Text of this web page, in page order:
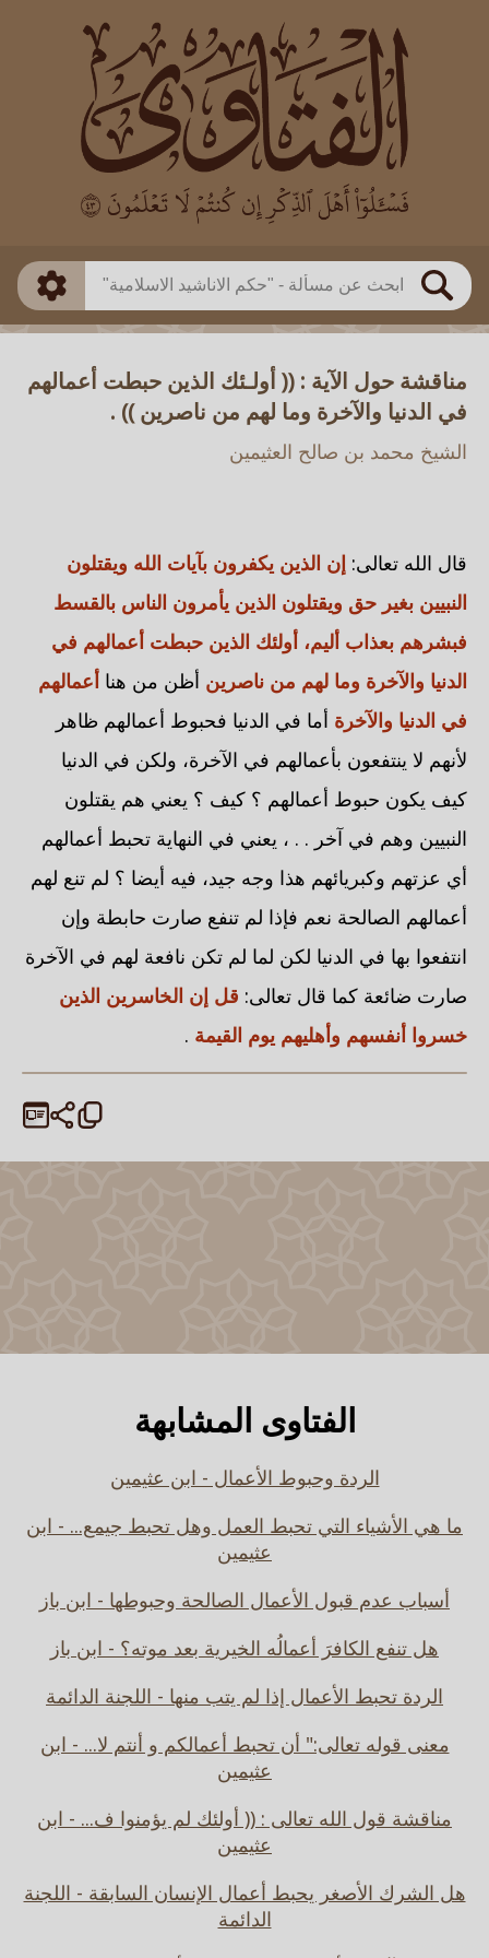
بحث
العالم
بن باز
بن العثيمين
اللجنة الدائمة
طريقة البحث
ذكي
مناقشة حول الآية : (( أولـئك الذين حبطت أعمالهم
في الدنيا والآخرة وما لهم من ناصرين )) .
الشيخ محمد بن صالح العثيمين
قال الله تعالى: إن الذين يكفرون بآيات الله ويقتلون
النبيين بغير حق ويقتلون الذين يأمرون الناس بالقسط
فبشرهم بعذاب أليم، أولئك الذين حبطت أعمالهم في
الدنيا والآخرة وما لهم من ناصرين أظن من هنا أعمالهم
في الدنيا والآخرة أما في الدنيا فحبوط أعمالهم ظاهر
لأنهم لا ينتفعون بأعمالهم في الآخرة، ولكن في الدنيا
كيف يكون حبوط أعمالهم ؟ كيف ؟ يعني هم يقتلون
النبيين وهم في آخر . . ، يعني في النهاية تحبط أعمالهم
أي عزتهم وكبريائهم هذا وجه جيد، فيه أيضا ؟ لم تنع لهم
أعمالهم الصالحة نعم فإذا لم تنفع صارت حابطة وإن
انتفعوا بها في الدنيا لكن لما لم تكن نافعة لهم في الآخرة
صارت ضائعة كما قال تعالى: قل إن الخاسرين الذين
خسروا أنفسهم وأهليهم يوم القيمة .
الفتاوى المشابهة
الردة وحبوط الأعمال - ابن عثيمين
ما هي الأشياء التي تحبط العمل وهل تحبط جيمع... - ابن
عثيمين
أسباب عدم قبول الأعمال الصالحة وحبوطها - ابن باز
هل تنفع الكافرَ أعمالُه الخيرية بعد موته؟ - ابن باز
الردة تحبط الأعمال إذا لم يتب منها - اللجنة الدائمة
معنى قوله تعالى:" أن تحبط أعمالكم و أنتم لا... - ابن
عثيمين
مناقشة قول الله تعالى : (( أولئك لم يؤمنوا ف... - ابن
عثيمين
هل الشرك الأصغر يحبط أعمال الإنسان السابقة - اللجنة
الدائمة